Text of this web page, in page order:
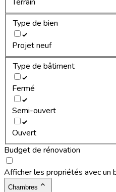
Type de bien
Projet neuf
Type de bâtiment
Fermé
Semi-ouvert
Ouvert
Budget de rénovation
Afficher les propriétés avec un
Chambres